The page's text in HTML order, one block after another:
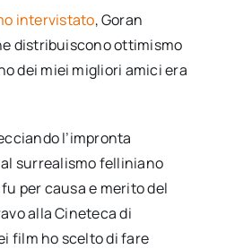
intervistato, Goran
distribuiscono ottimismo
dei miei migliori amici era
l’impronta
surrealismo felliniano
per causa e merito del
alla Cineteca di
film ho scelto di fare